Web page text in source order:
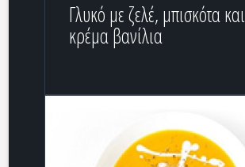
Γλυκό με ζελέ, μπισκότα και
κρέμα βανίλια